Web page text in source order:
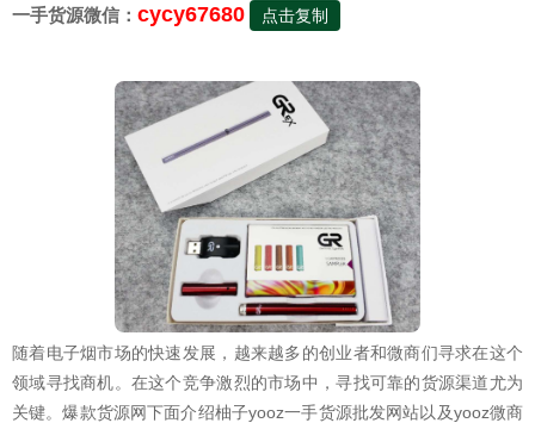
一手货源微信： cycy67680 点击复制
随着电子烟市场的快速发展，越来越多的创业者和微商们寻求在这个
领域寻找商机。在这个竞争激烈的市场中，寻找可靠的货源渠道尤为
关键。爆款货源网下面介绍柚子yooz一手货源批发网站以及yooz微商